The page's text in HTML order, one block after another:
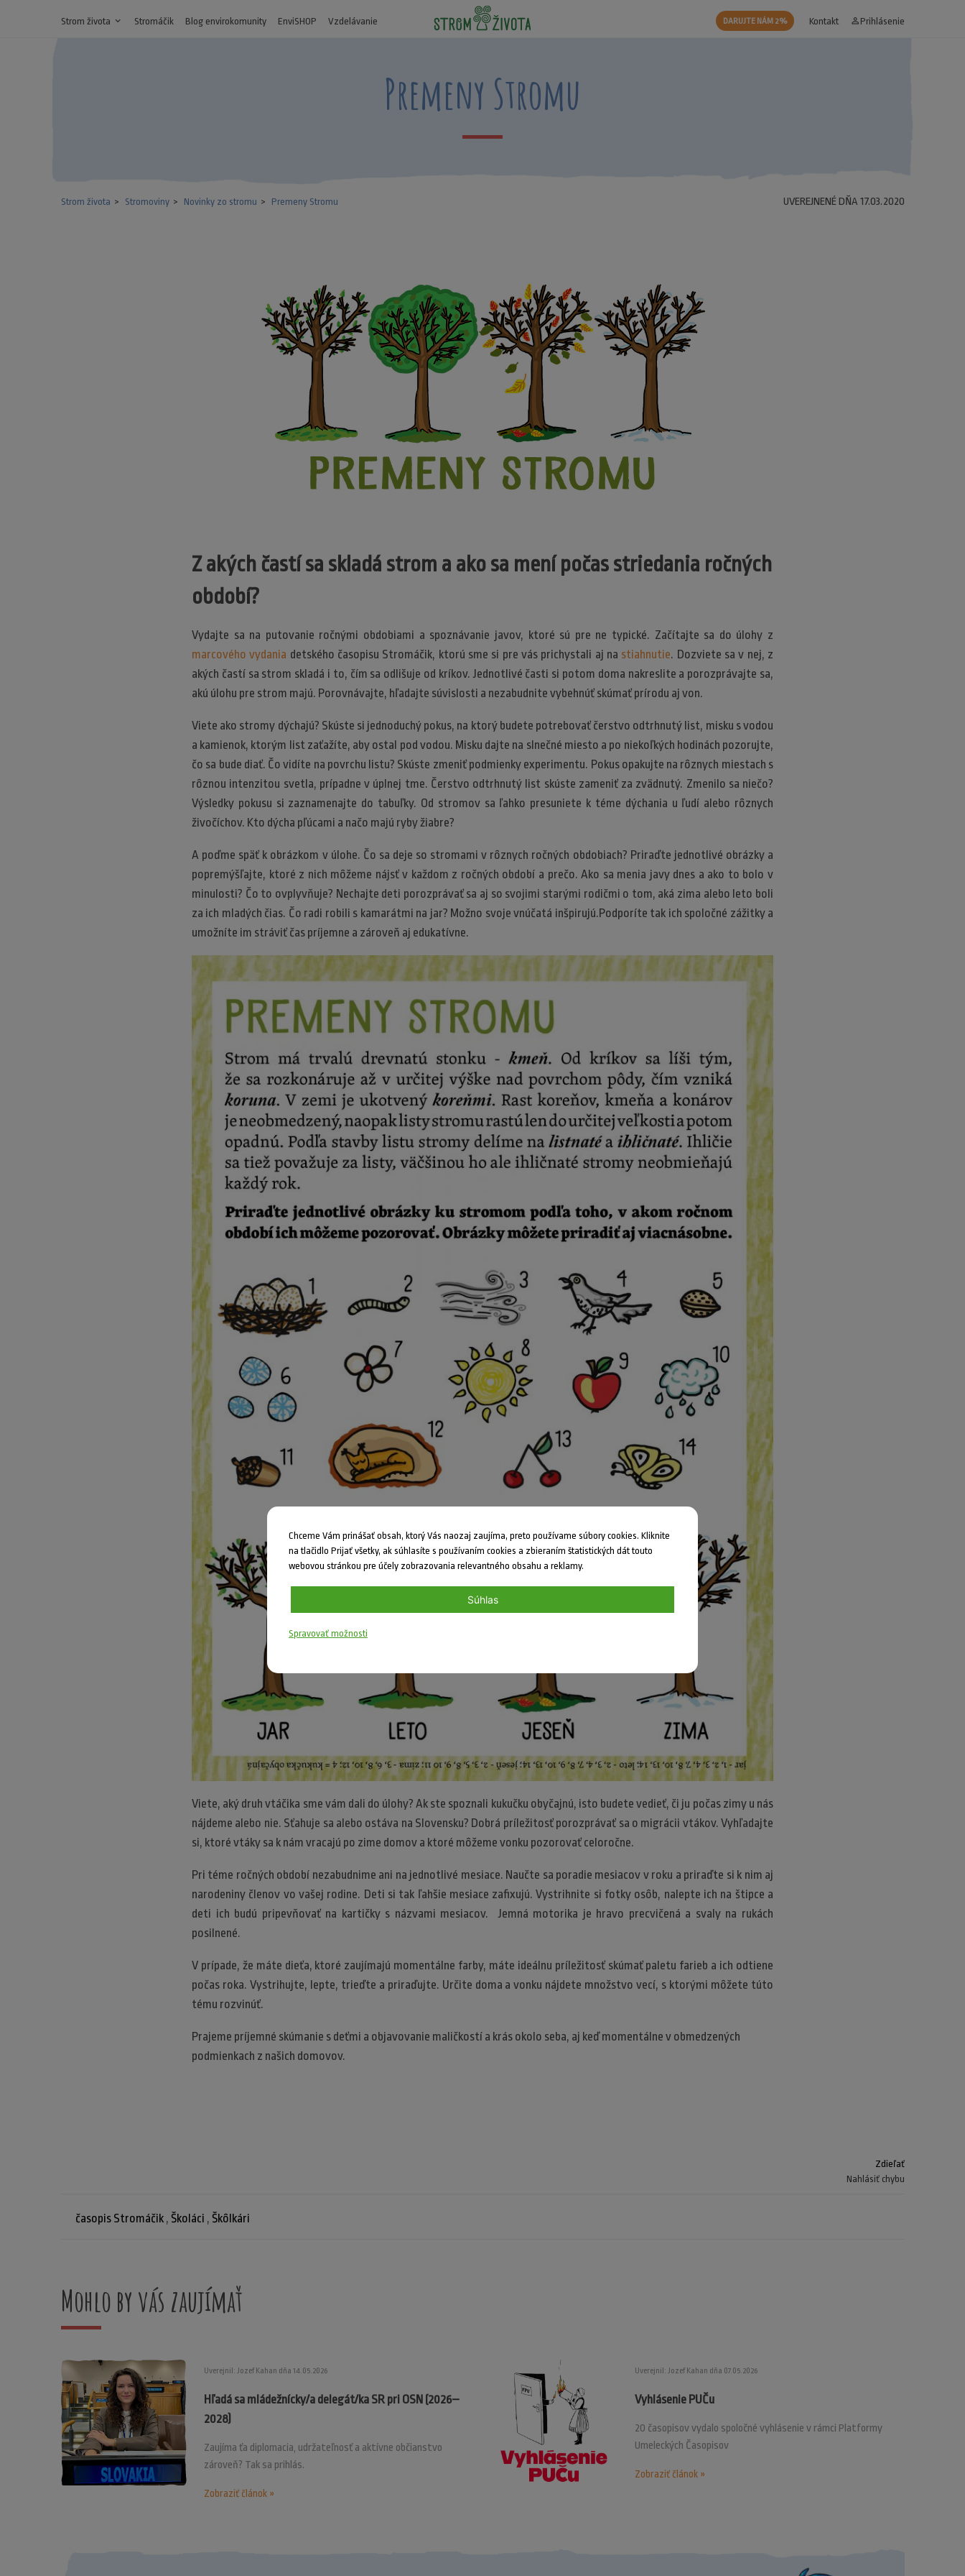
Strom života expand_more Stromáčik Blog envirokomunity EnviSHOP Vzdelávanie DARUJTE NÁM 2% Kontakt person_outline Prihlásenie
Premeny Stromu
Strom života Stromoviny Novinky zo stromu Premeny Stromu UVEREJNENÉ DŇA 17.03.2020
Z akých častí sa skladá strom a ako sa mení počas striedania ročných
období?
Vydajte sa na putovanie ročnými obdobiami a spoznávanie javov, ktoré sú pre ne typické. Začítajte sa do úlohy z
marcového vydania detského časopisu Stromáčik, ktorú sme si pre vás prichystali aj na stiahnutie. Dozviete sa v nej, z
akých častí sa strom skladá i to, čím sa odlišuje od kríkov. Jednotlivé časti si potom doma nakreslite a porozprávajte sa,
akú úlohu pre strom majú. Porovnávajte, hľadajte súvislosti a nezabudnite vybehnúť skúmať prírodu aj von.
Viete ako stromy dýchajú? Skúste si jednoduchý pokus, na ktorý budete potrebovať čerstvo odtrhnutý list, misku s vodou
a kamienok, ktorým list zaťažíte, aby ostal pod vodou. Misku dajte na slnečné miesto a po niekoľkých hodinách pozorujte,
čo sa bude diať. Čo vidíte na povrchu listu? Skúste zmeniť podmienky experimentu. Pokus opakujte na rôznych miestach s
rôznou intenzitou svetla, prípadne v úplnej tme. Čerstvo odtrhnutý list skúste zameniť za zvädnutý. Zmenilo sa niečo?
Výsledky pokusu si zaznamenajte do tabuľky. Od stromov sa ľahko presuniete k téme dýchania u ľudí alebo rôznych
živočíchov. Kto dýcha pľúcami a načo majú ryby žiabre?
A poďme späť k obrázkom v úlohe. Čo sa deje so stromami v rôznych ročných obdobiach? Priraďte jednotlivé obrázky a
popremýšľajte, ktoré z nich môžeme nájsť v každom z ročných období a prečo. Ako sa menia javy dnes a ako to bolo v
minulosti? Čo to ovplyvňuje? Nechajte deti porozprávať sa aj so svojimi starými rodičmi o tom, aká zima alebo leto boli
za ich mladých čias. Čo radi robili s kamarátmi na jar? Možno svoje vnúčatá inšpirujú.Podporíte tak ich spoločné zážitky a
umožníte im stráviť čas príjemne a zároveň aj edukatívne.
Viete, aký druh vtáčika sme vám dali do úlohy? Ak ste spoznali kukučku obyčajnú, isto budete vedieť, či ju počas zimy u nás
nájdeme alebo nie. Sťahuje sa alebo ostáva na Slovensku? Dobrá príležitosť porozprávať sa o migrácii vtákov. Vyhľadajte
si, ktoré vtáky sa k nám vracajú po zime domov a ktoré môžeme vonku pozorovať celoročne.
Pri téme ročných období nezabudnime ani na jednotlivé mesiace. Naučte sa poradie mesiacov v roku a priraďte si k nim aj
narodeniny členov vo vašej rodine. Deti si tak ľahšie mesiace zafixujú. Vystrihnite si fotky osôb, nalepte ich na štipce a
deti ich budú pripevňovať na kartičky s názvami mesiacov. Jemná motorika je hravo precvičená a svaly na rukách
posilnené.
V prípade, že máte dieťa, ktoré zaujímajú momentálne farby, máte ideálnu príležitosť skúmať paletu farieb a ich odtiene
počas roka. Vystrihujte, lepte, trieďte a priraďujte. Určite doma a vonku nájdete množstvo vecí, s ktorými môžete túto
tému rozvinúť.
Prajeme príjemné skúmanie s deťmi a objavovanie maličkostí a krás okolo seba, aj keď momentálne v obmedzených
podmienkach z našich domovov.
Zdieľať
Nahlásiť chybu
časopis Stromáčik, Školáci , Škôlkári
Mohlo by vás zaujímať
Uverejnil: Jozef Kahan dňa 14.05.2026
Hľadá sa mládežnícky/a delegát/ka SR pri OSN (2026–
2028)
Zaujíma ťa diplomacia, udržateľnosť a aktívne občianstvo
zároveň? Tak sa prihlás.
Zobraziť článok »
Uverejnil: Jozef Kahan dňa 07.05.2026
Vyhlásenie PUČu
20 časopisov vydalo spoločné vyhlásenie v rámci Platformy
Umeleckých Časopisov
Zobraziť článok »
Chceme Vám prinášať obsah, ktorý Vás naozaj zaujíma, preto používame súbory cookies. Kliknite
na tlačidlo Prijať všetky, ak súhlasíte s používaním cookies a zbieraním štatistických dát touto
webovou stránkou pre účely zobrazovania relevantného obsahu a reklamy.
Súhlas
Spravovať možnosti